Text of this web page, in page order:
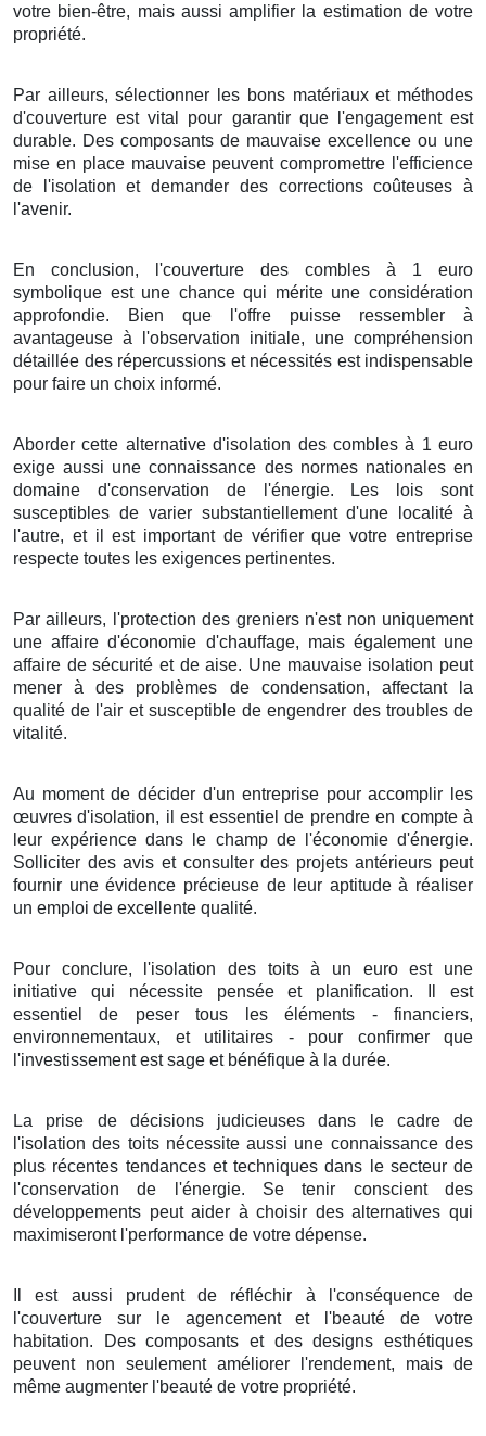
votre bien-être, mais aussi amplifier la estimation de votre
propriété.
Par ailleurs,sélectionner les bons matériauxet méthodes
d'couverture estvital pour garantirque l'engagementest
durable. Des composants de mauvaise excellence ou une
mise en place mauvaisepeuventcompromettre l'efficience
de l'isolation etdemander des corrections coûteuses à
l'avenir.
En conclusion, l'couverture des combles à 1
euro
symbolique est une chancequi mériteuneconsidération
approfondie. Bien que l'offre puisse ressembler à
avantageuse à l'observation initiale, une compréhension
détaillée des répercussions et nécessités est indispensable
pour faire un choix informé.
Aborder cette alternatived'isolation des comblesà 1 euro
exige aussi uneconnaissance des normes nationalesen
domaine d'conservation de l'énergie. Les lois
sont
susceptibles de varier substantiellementd'une localité à
l'autre, et il est importantde vérifierque votreentreprise
respecte toutes les exigences pertinentes.
Par ailleurs, l'protection des greniersn'est non uniquement
uneaffaire d'économie d'chauffage, mais égalementune
affaire desécurité et deaise. Une mauvaise isolation peut
mener à des problèmes de condensation, affectant la
qualité de l'air et susceptible de engendrer des troublesde
vitalité.
Au moment de déciderd'unentreprise pouraccomplir les
œuvres d'isolation, il est essentiel de prendre en compteà
leurexpérience dans le champde l'économie d'énergie.
Solliciter desavis et consulterdes projetsantérieurs peut
fournir uneévidence précieuse de leur aptitudeà réaliser
un emploi de excellente qualité.
Pour conclure, l'isolation des toitsà un euroest une
initiative qui nécessite penséeet planification. Il est
essentiel
de pesertous leséléments -financiers,
environnementaux, et utilitaires - pour confirmerque
l'investissementestsage et bénéfique à la durée.
La prise de décisions judicieuses dans le cadrede
l'isolation des toitsnécessiteaussi une connaissancedes
plus récentes tendanceset techniques dans le secteurde
l'conservation de l'énergie. Se tenir conscientdes
développements peutaider àchoisir desalternatives qui
maximiserontl'performance de votre dépense.
Il est aussi prudentde réfléchir à l'conséquencede
l'couverture sur le agencementet l'beauté de votre
habitation. Descomposants et desdesigns esthétiques
peuvent non seulement améliorer l'rendement, mais de
même augmenter l'beauté de votre propriété.